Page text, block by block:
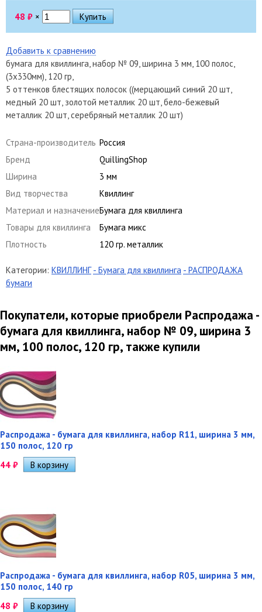
48 ₽ ×
Добавить к сравнению
бумага для квиллинга, набор № 09, ширина 3 мм, 100 полос,
(3х330мм), 120 гр,
5 оттенков блестящих полосок ((мерцающий синий 20 шт,
медный 20 шт, золотой металлик 20 шт, бело-бежевый
металлик 20 шт, серебряный металлик 20 шт)
Страна-производитель Россия
Бренд
QuillingShop
Ширина
3 мм
Вид творчества
Квиллинг
Материал и назначениеБумага для квиллинга
Товары для квиллинга
Бумага микс
Плотность
120 гр. металлик
Категории: КВИЛЛИНГ - Бумага для квиллинга - РАСПРОДАЖА
бумаги
Покупатели, которые приобрели Распродажа -
бумага для квиллинга, набор № 09, ширина 3
мм, 100 полос, 120 гр, также купили
Распродажа - бумага для квиллинга, набор R11, ширина 3 мм,
150 полос, 120 гр
44 ₽
Распродажа - бумага для квиллинга, набор R05, ширина 3 мм,
150 полос, 140 гр
48 ₽